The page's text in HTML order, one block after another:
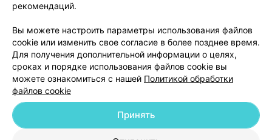
Персональные настройки cookie
Обработка персональных данных
© 2026 ООО «Артокс Лаб», УНП 191700409| 220012, Республика Беларусь,
рекомендаций.
Вы можете настроить параметры использования файлов
cookie или изменить свое согласие в более позднее время.
Для получения дополнительной информации о целях,
сроках и порядке использования файлов cookie вы
можете ознакомиться с нашей Политикой обработки
файлов cookie
Принять